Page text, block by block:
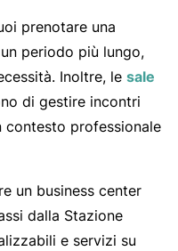
prenotare una
periodo più lungo,
Inoltre, le sale
di gestire incontri
professionale
un business center
dalla Stazione
e servizi su